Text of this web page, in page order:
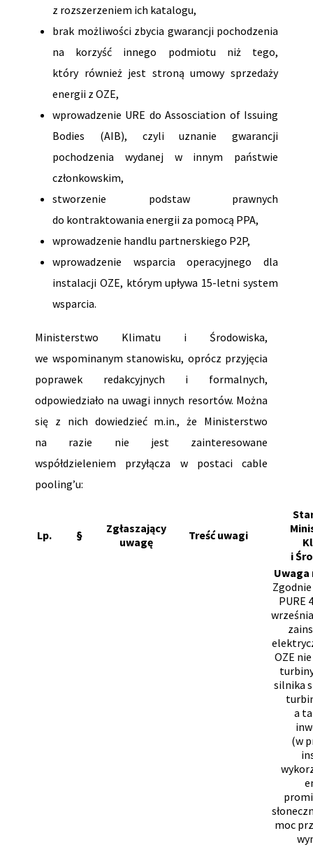
z rozszerzeniem ich katalogu,
brak możliwości zbycia gwarancji pochodzenia
na korzyść innego podmiotu niż tego,
który również jest stroną umowy sprzedaży
energii z OZE,
wprowadzenie URE do Assosciation of Issuing
Bodies (AIB), czyli uznanie gwarancji
pochodzenia wydanej w innym państwie
członkowskim,
stworzenie podstaw prawnych
do kontraktowania energii za pomocą PPA,
wprowadzenie handlu partnerskiego P2P,
wprowadzenie wsparcia operacyjnego dla
instalacji OZE, którym upływa 15-letni system
wsparcia.
Ministerstwo Klimatu i Środowiska,
we wspominanym stanowisku, oprócz przyjęcia
poprawek redakcyjnych i formalnych,
odpowiedziało na uwagi innych resortów. Można
się z nich dowiedzieć m.in., że Ministerstwo
na razie nie jest zainteresowane
współdzieleniem przyłącza w postaci cable
pooling’u:
Lp. §
Zgłaszający
uwagę
Treść uwagi
i
Uwaga
PURE
OZE
silnika
a
(w
moc